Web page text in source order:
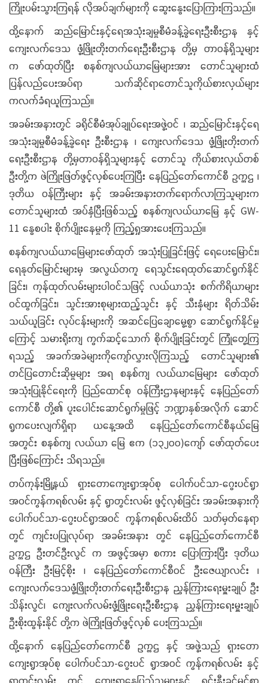
ကြိုးပမ်းသွားကြရန် လိုအပ်ချက်များကို ဆွေးနွေးပြောကြားကြသည်။
ထို့နောက် ဆည်မြောင်းနှင့်ရေအသုံးချမှုစီမံခန့်ခွဲရေးဦးစီးဌာန နှင့်
ကျေးလက်ဒေသ ဖွံ့ဖြိုးတိုးတက်ရေးဦးစီးဌာန တို့မှ တာဝန်ရှိသူများ
က ဖော်ထုတ်ပြီး စနစ်ကျလယ်ယာမြေများအား တောင်သူများထံ
ပြန်လည်ပေးအပ်ရာ သက်ဆိုင်ရာတောင်သူကိုယ်စားလှယ်များ
ကလက်ခံရယူကြသည်။
အခမ်းအနားတွင် ခရိုင်စီမံအုပ်ချုပ်ရေးအဖွဲ့ဝင် ၊ ဆည်မြောင်းနှင့်ရေ
အသုံးချမှုစီမံခန့်ခွဲရေး ဦးစီးဌာန ၊ ကျေးလက်ဒေသ ဖွံ့ဖြိုးတိုးတက်
ရေးဦးစီးဌာန တို့မှတာဝန်ရှိသူများနှင့် တောင်သူ ကိုယ်စားလှယ်တစ်
ဦးတို့က ဖဲကြိုးဖြတ်ဖွင့်လှစ်ပေးကြပြီး နေပြည်တော်ကောင်စီ ဥက္ကဌ ၊
ဒုတိယ ဝန်ကြီးများ နှင့် အခမ်းအနားတက်ရောက်လာကြသူများက
တောင်သူများထံ အပ်နှံပြီးဖြစ်သည့် စနစ်ကျလယ်ယာမြေ နှင့် GW-
11 နွေစပါး စိုက်ပျိုးနေမှုကို ကြည့်ရှုအားပေးကြသည်။
စနစ်ကျလယ်ယာမြေများဖော်ထုတ် အသုံးပြုခြင်းဖြင့် ရေပေးမြောင်း၊
ရေနုတ်မြောင်းများမှ အလွယ်တကူ ရေသွင်းရေထုတ်ဆောင်ရွက်နိုင်
ခြင်း၊ ကုန်ထုတ်လမ်းများပါဝင်သဖြင့် လယ်ယာသုံး စက်ကိရိယာများ
ဝင်ထွက်ခြင်း၊ သွင်းအားစုများထည့်သွင်း နှင့် သီးနှံများ ရိတ်သိမ်း
သယ်ယူခြင်း လုပ်ငန်းများကို အဆင်ပြေချောမွေ့စွာ ဆောင်ရွက်နိုင်မှု
ကြောင့် သမားရိုးကျ ကွက်ဆင့်သောက် စိုက်ပျိုးခြင်းတွင် ကြုံတွေ့ကြ
ရသည့် အခက်အခဲများကိုကျော်လွှားလိုကြသည့် တောင်သူများ၏
တင်ပြတောင်းဆိုမှုများ အရ စနစ်ကျ လယ်ယာမြေများ ဖော်ထုတ်
အသုံးပြုနိုင်ရေးကို ပြည်ထောင်စု ဝန်ကြီးဌာနများနှင့် နေပြည်တော်
ကောင်စီ တို့၏ ပူးပေါင်းဆောင်ရွက်မှုဖြင့် ဘဏ္ဍာနှစ်အလိုက် ဆောင်
ရွကပေးလျက်ရှိရာ ယနေ့အထိ နေပြည်တော်ကောင်စီနယ်မြေ
အတွင်း စနစ်ကျ လယ်ယာ မြေ ဧက (၁၃၂၀၀)ကျော် ဖော်ထုတ်ပေး
ပြီးဖြစ်ကြောင်း သိရသည်။
တပ်ကုန်းမြို့နယ် ရှားတောကျေးရွာအုပ်စု ပေါက်ပင်သာ-ဂွေးပင်ရွာ
အဝင်ကွန်ကရစ်လမ်း နှင့် ရွာတွင်းလမ်း ဖွင့်လှစ်ခြင်း အခမ်းအနားကို
ပေါက်ပင်သာ-ဂွေးပင်ရွာအဝင် ကွန်ကရစ်လမ်းထိပ် သတ်မှတ်နေရာ
တွင် ကျင်းပပြုလုပ်ရာ အခမ်းအနား တွင် နေပြည်တော်ကောင်စီ
ဥက္ကဌ ဦးတင်ဦးလွင် က အဖွင့်အမှာ စကား ပြောကြားပြီး ဒုတိယ
ဝန်ကြီး ဦးမြင့်စိုး ၊ နေပြည်တော်ကောင်စီဝင် ဦးဇေယျာလင်း ၊
ကျေးလက်ဒေသဖွံ့ဖြိုးတိုးတက်ရေးဦးစီးဌာန ညွှန်ကြားရေးမှူးချုပ် ဦး
သိန်းလွင်၊ ကျေးလက်လမ်းဖွံ့ဖြိုးရေးဦးစီးဌာန ညွှန်ကြားရေးမှူးချုပ်
ဦးစိုးထွန်းနိုင် တို့က ဖဲကြိုးဖြတ်ဖွင့်လှစ် ပေးကြသည်။
ထို့နောက် နေပြည်တော်ကောင်စီ ဥက္ကဌ နှင့် အဖွဲ့သည် ရှားတော
ကျေးရွာအုပ်စု ပေါက်ပင်သာ-ဂွေးပင် ရွာအဝင် ကွန်ကရစ်လမ်း နှင့်